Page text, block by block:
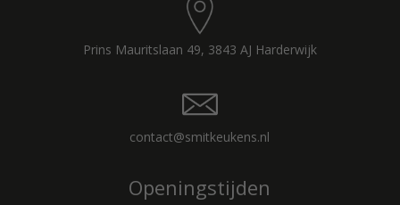
Prins Mauritslaan 49, 3843 AJ Harderwijk
contact@smitkeukens.nl
Openingstijden